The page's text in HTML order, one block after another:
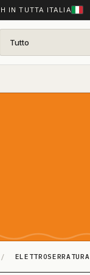
IN TUTTA ITALIA
Tutto
/ ELETTROSERRATURA